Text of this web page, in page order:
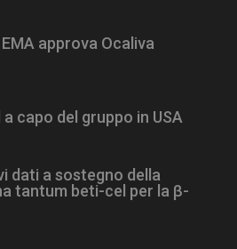
approva Ocaliva
capo del gruppo in USA
dati a sostegno della
tantum beti-cel per la β-